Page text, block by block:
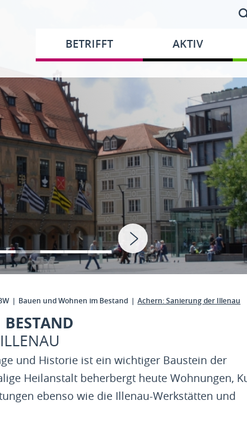
BETRIFFT AKTIV
Bauen und Wohnen im Bestand Achern: Sanierung der Illenau
und Historie ist ein wichtiger Baustein der
Heilanstalt beherbergt heute Wohnungen,
ebenso wie die Illenau-Werkstätten und